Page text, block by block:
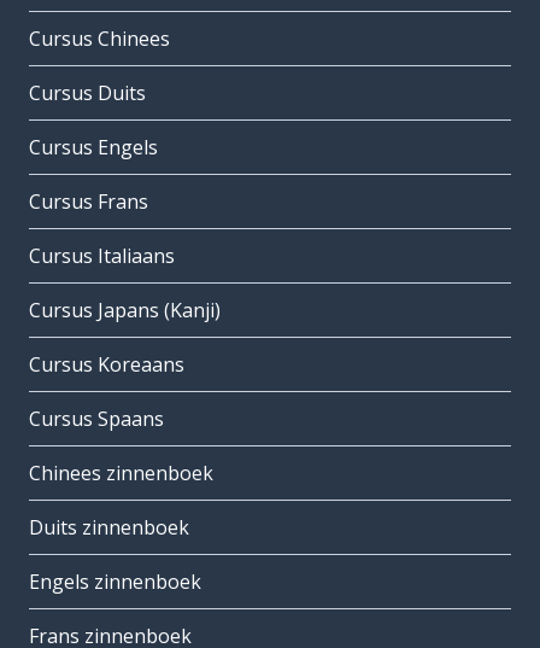
Cursus Chinees
Cursus Duits
Cursus Engels
Cursus Frans
Cursus Italiaans
Cursus Japans (Kanji)
Cursus Koreaans
Cursus Spaans
Chinees zinnenboek
Duits zinnenboek
Engels zinnenboek
Frans zinnenboek